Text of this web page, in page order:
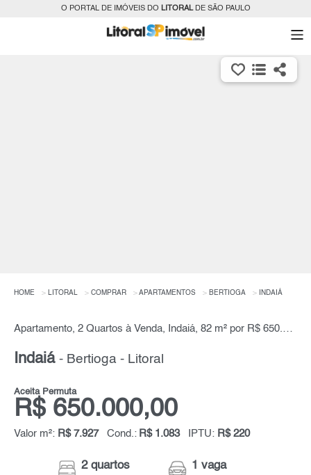
O PORTAL DE IMÓVEIS DO LITORALDE SÃO PAULO
HOME LITORAL COMPRAR APARTAMENTOS BERTIOGA INDAIÁ
Apartamento, 2 Quartos à Venda, Indaiá, 82 m² por R$ 650.000,00
Indaiá - Bertioga - Litoral
Aceita Permuta
R$ 650.000,00
Valor m²: R$ 7.927 Cond.: R$ 1.083 IPTU: R$ 220
2 quartos 1 vaga